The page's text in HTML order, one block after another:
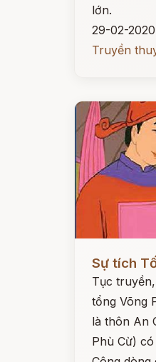
lớn.
29-02-2020
Truyền
Sự tích
Tục
tổng Võng
là thôn An
Phù Cừ)